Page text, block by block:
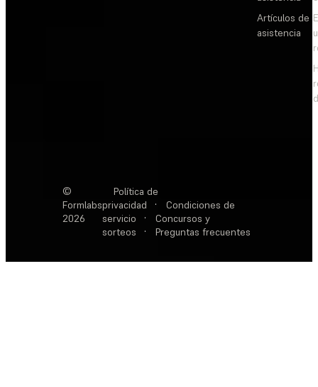
Artículos de
asistencia
©
Formlabs
2026
Política de
privacidad
·
Condiciones de
servicio
·
Concursos y
sorteos
· Preguntas frecuentes